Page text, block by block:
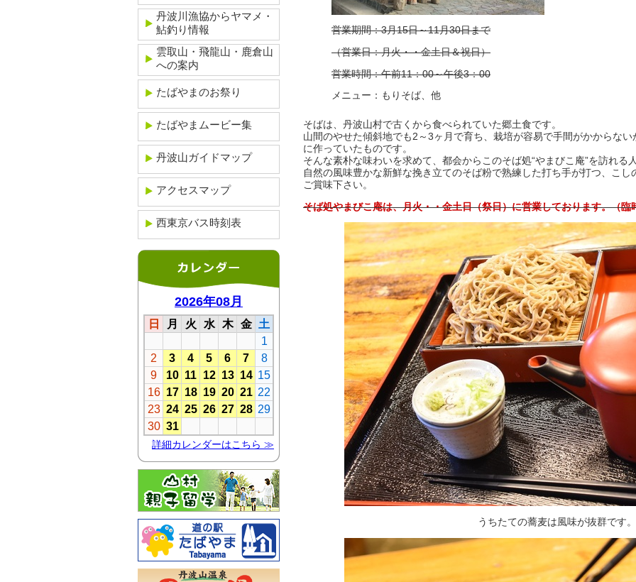
営業期間：3月15日～11月30日まで
（営業日：月火・・金土日＆祝日）
営業時間：午前11：00～午後3：00
メニュー：もりそば、他
そばは、丹波山村で古くから食べられていた郷土食です。
山間のやせた傾斜地でも2～3ヶ月で育ち、栽培が容易で手間がかからな
に作っていたものです。
そんな素朴な味わいを求めて、都会からこのそば処“やまびこ庵”を訪れる
自然の風味豊かな新鮮な挽き立てのそば粉で熟練した打ち手が打つ、こ
ご賞味下さい。
そば処やまびこ庵は、月火・・金土日（祭日）に営業しております。（臨
うちたての蕎麦は風味が抜群です。
丹波川漁協からヤマメ・
鮎釣り情報
雲取山・飛龍山・鹿倉山
への案内
たばやまのお祭り
たばやまムービー集
丹波山ガイドマップ
アクセスマップ
西東京バス時刻表